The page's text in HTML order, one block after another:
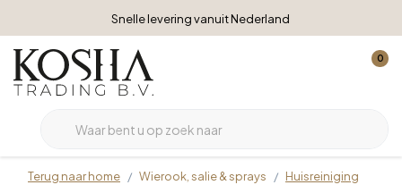
Snelle levering vanuit Nederland
0
Terug naar home Wierook, salie & sprays
Huisreiniging